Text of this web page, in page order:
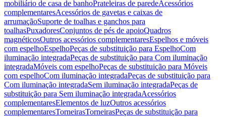
mobiliário de casa de banhoPrateleiras de paredeAcessórios
complementaresAcessórios de gavetas e caixas de
arrumaçãoSuporte de toalhas e ganchos para
toalhasPuxadoresConjuntos de pés de apoioQuadros
magnéticosOutros acessórios complementaresEspelhos e móveis
com espelhoEspelhoPeças de substituição para EspelhoCom
iluminação integradaPeças de substituição para Com iluminação
integradaMóveis com espelhoPeças de substituição para Móveis
com espelhoCom iluminação integradaPeças de substituição para
Com iluminação integradaSem iluminação integradaPeças de
substituição para Sem iluminação integradaAcessórios
complementaresElementos de luzOutros acessórios
complementaresTorneirasTorneirasPeças de substituição para